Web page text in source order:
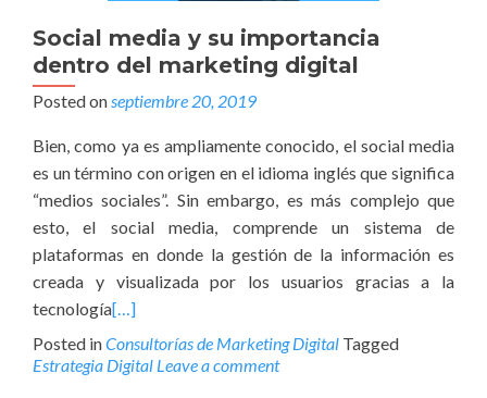
Social media y su importancia
dentro del marketing digital
Posted onseptiembre 20, 2019
Bien, como ya es ampliamente conocido, el social media
es un término con origen en el idioma inglés que significa
“medios sociales”. Sin embargo, es más complejo que
esto, el social media, comprende un sistema de
plataformas en donde la gestión de la información es
creada y visualizada por los usuarios gracias a la
tecnología[…]
Posted inConsultorías de Marketing Digital Tagged
Estrategia Digital Leave a comment